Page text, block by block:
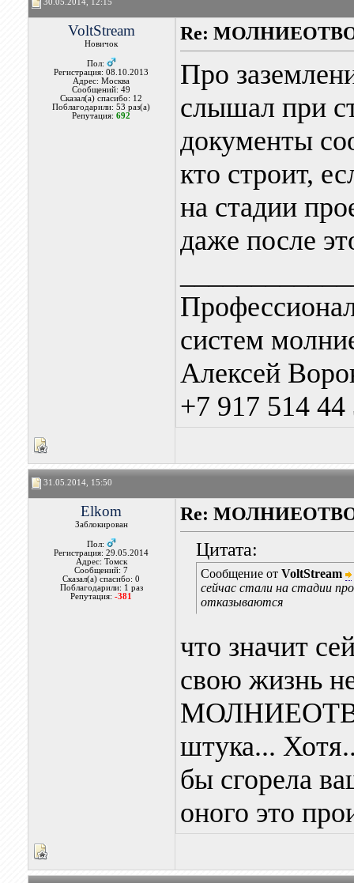
30.05.2014, 12:15
VoltStream
Новичок
Пол:
Регистрация: 08.10.2013
Адрес: Москва
Сообщений: 49
Сказал(а) спасибо: 12
Поблагодарили: 53 раз(а)
Репутация:692
Re:
Про
слышал при
документы
кто строит,
на стадии
даже после
систем
Алексей
+7 917 514 44
31.05.2014, 15:50
Elkom
Заблокирован
Пол:
Регистрация: 29.05.2014
Адрес: Томск
Сообщений: 7
Сказал(а) спасибо: 0
Поблагодарили: 1 раз
Репутация:-381
Re:
Цитата:
Сообщение от VoltStream
сейчас стали на стадии
отказываются
что значит
свою жизнь
штука...
бы сгорела
оного это